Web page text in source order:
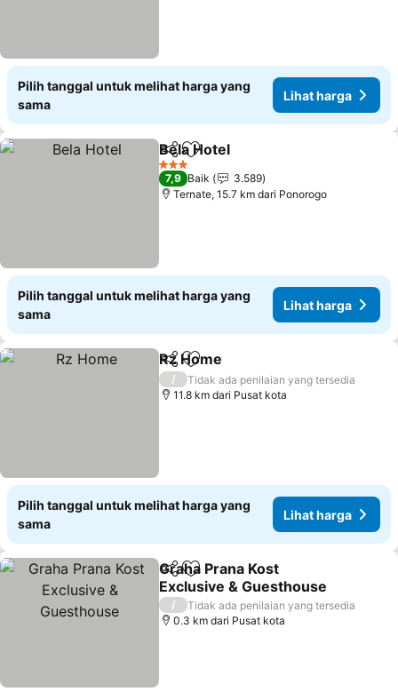
Pilih tanggal untuk melihat harga yang
sama
Lihat harga
BagikanTambahkan ke favorit
Bela Hotel
3 Bintang
7,9 Baik
3.589
Ternate, 15.7 km dari Ponorogo
Pilih tanggal untuk melihat harga yang
sama
Lihat harga
BagikanTambahkan ke favorit
Rz Home
/
Tidak ada penilaian yang tersedia
11.8 km dari Pusat kota
Pilih tanggal untuk melihat harga yang
sama
Lihat harga
BagikanTambahkan ke favorit
Graha Prana Kost
Exclusive & Guesthouse
/
Tidak ada penilaian yang tersedia
0.3 km dari Pusat kota